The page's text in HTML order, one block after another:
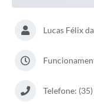
DOCUMENTOS
ALDIR BLANC 2025
Lucas Félix
Telefone: